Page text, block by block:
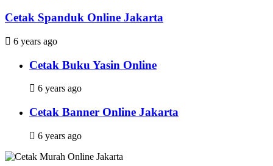
Cetak Spanduk Online Jakarta
6 years ago
Cetak Buku Yasin Online
6 years ago
Cetak Banner Online Jakarta
6 years ago